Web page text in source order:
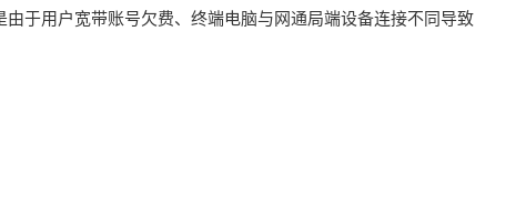
由于用户宽带账号欠费、终端电脑与网通局端设备连接不同导致